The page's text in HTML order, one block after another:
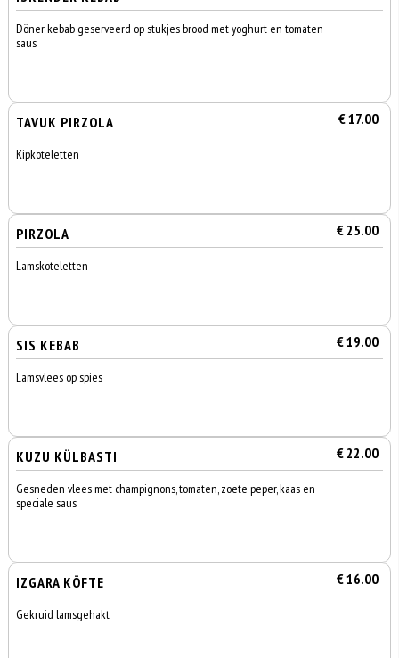
Döner kebab geserveerd op stukjes brood met yoghurt en tomaten
saus
TAVUK PIRZOLA € 17.00
Kipkoteletten
PIRZOLA € 25.00
Lamskoteletten
SIS KEBAB € 19.00
Lamsvlees op spies
KUZU KÜLBASTI € 22.00
Gesneden vlees met champignons, tomaten, zoete peper, kaas en
speciale saus
IZGARA KÖFTE € 16.00
Gekruid lamsgehakt